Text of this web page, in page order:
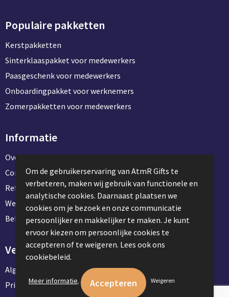
Populaire pakketten
Kerstpakketten
Sinterklaaspakket voor medewerkers
Paasgeschenk voor medewerkers
Onboardingpakket voor werknemers
Zomerpakketten voor medewerkers
Informatie
Over ons
Contact en klantenservice
Referentie projecten
Werken & stage bij AtmR Gifts
Bekijk kantoorbenodigdheden
Veilig winkelen
Algemene voorwaarden
Privacyverklaring
Om de gebruikerservaring van AtmR Gifts te
verbeteren, maken wij gebruik van functionele en
analytische cookies. Daarnaast plaatsen we
cookies om je bezoek en onze communicatie
persoonlijker en makkelijker te maken. Je kunt
ervoor kiezen om persoonlijke cookies te
accepteren of te weigeren. Lees ook ons
cookiebeleid.
Meer informatie. Weigeren